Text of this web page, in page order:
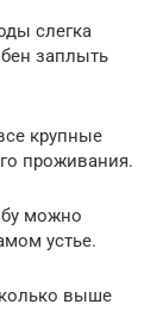
слегка
заплыть
крупные
проживания.
можно
устье.
выше